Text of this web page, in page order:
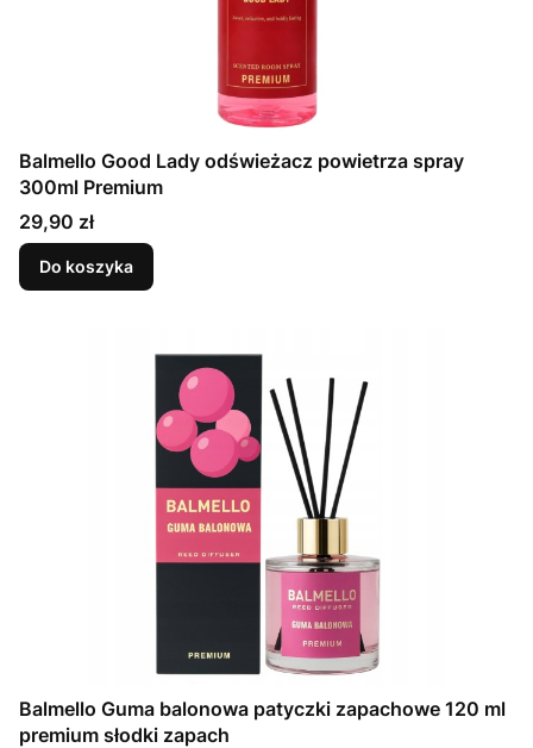
Balmello Good Lady odświeżacz powietrza spray
300ml Premium
Cena
29,90 zł
Do koszyka
Balmello Guma balonowa patyczki zapachowe 120 ml
premium słodki zapach